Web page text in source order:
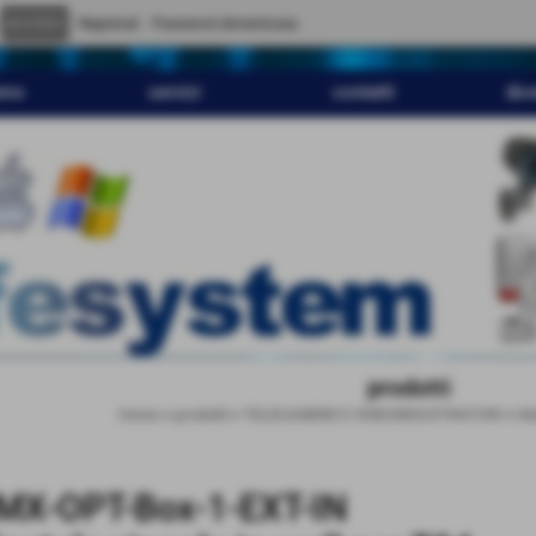
servizi contatti
prodotti
OPT-Box-1-EXT-IN